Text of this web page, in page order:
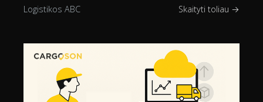
Logistikos ABC Skaityti toliau →